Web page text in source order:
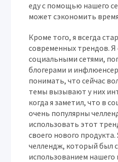
еду с помощью нашего
может сэкономить
Кроме того, я всегда
современных трендов. Я
социальными сетями,
блогерами и
понимать, что сейчас
темы вызывают у них
когда я заметил, что в
очень популярны
использовать этот
своего нового
челлендж, который был
использованием нашего